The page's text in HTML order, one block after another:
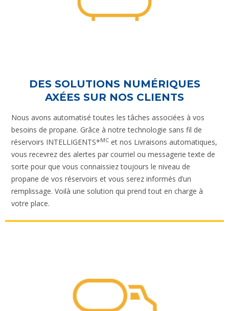
DES SOLUTIONS NUMÉRIQUES
AXÉES SUR NOS CLIENTS
Nous avons automatisé toutes les tâches associées à vos
besoins de propane. Grâce à notre technologie sans fil de
réservoirs INTELLIGENTS*MC et nos Livraisons automatiques,
vous recevrez des alertes par courriel ou messagerie texte de
sorte pour que vous connaissiez toujours le niveau de
propane de vos réservoirs et vous serez informés d’un
remplissage. Voilà une solution qui prend tout en charge à
votre place.